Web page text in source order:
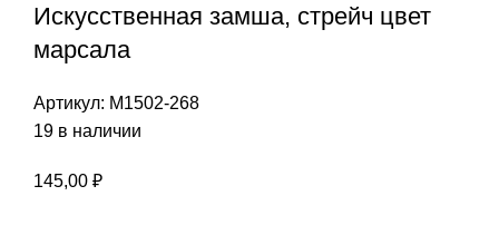
Искусственная замша, стрейч цвет
марсала
Артикул: М1502-268
19 в наличии
145,00 ₽